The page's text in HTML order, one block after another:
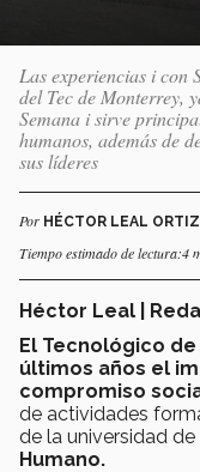
Las experiencias i con
del Tec de Monterrey,
Semana i sirve
humanos, además de
sus líderes
Por HÉCTOR LEAL ORTIZ
Tiempo estimado de lectura:4
Héctor Leal |
El Tecnológico
últimos años el
compromiso
de actividades
de la universidad
Humano.